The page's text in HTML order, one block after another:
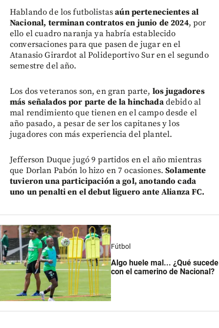
Hablando de los futbolistasaún pertenecientes al
Nacional, terminan contratos en junio de 2024, por
ello el cuadro naranja ya habría establecido
conversaciones para que pasen de jugar en el
Atanasio Girardot al Polideportivo Sur en el segundo
semestre del año.
Los dos veteranos son, en gran parte, los jugadores
más señalados por parte de la hinchadadebido al
mal rendimiento que tienen en el campo desde el
año pasado, a pesar de ser los capitanes y los
jugadores con más experiencia del plantel.
Jefferson Duque jugó 9 partidos en el año mientras
que Dorlan Pabón lo hizo en 7 ocasiones.Solamente
tuvieron una participación a gol, anotando cada
uno un penalti en el debut liguero ante Alianza FC.
Fútbol
Algo huele mal... ¿Qué sucede
con el camerino de Nacional?